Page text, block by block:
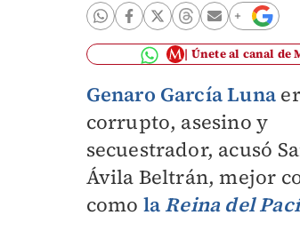
Únete al canal de
Genaro García Luna
corrupto, asesino y
secuestrador, acusó
Ávila Beltrán, mejor
como la Reina del